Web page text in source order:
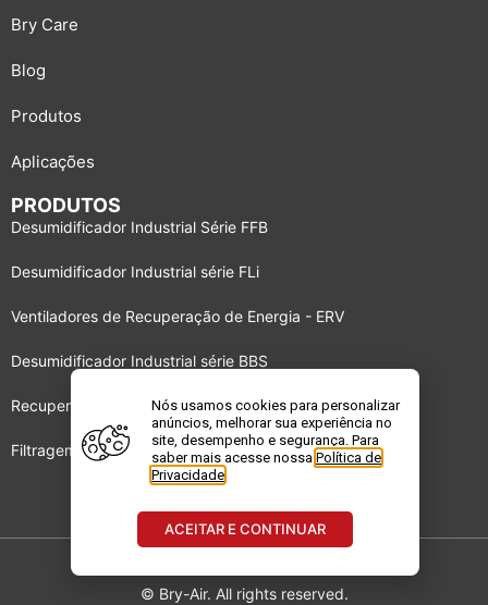
Bry Care
Blog
Produtos
Aplicações
PRODUTOS
Desumidificador Industrial Série FFB
Desumidificador Industrial série FLi
Ventiladores de Recuperação de Energia - ERV
Desumidificador Industrial série BBS
Recuperadores de energia DRI
Filtragem de Gases e Odores – GPF
© Bry-Air. All rights reserved.
Nós usamos cookies para personalizar
anúncios, melhorar sua experiência no
site, desempenho e segurança. Para
saber mais acesse nossa Política de
Privacidade
ACEITAR E CONTINUAR